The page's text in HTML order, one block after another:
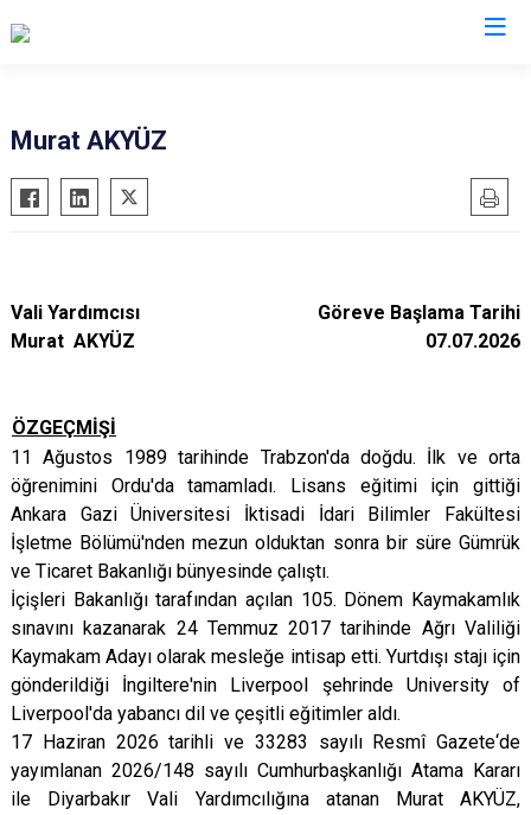
Murat AKYÜZ
Vali Yardımcısı
Göreve Başlama Tarihi
Murat AKYÜZ
07.07.2026
ÖZGEÇMİŞİ
11 Ağustos 1989 tarihinde Trabzon'da doğdu. İlk ve orta
öğrenimini Ordu'da tamamladı. Lisans eğitimi için gittiği
Ankara Gazi Üniversitesi İktisadi İdari Bilimler Fakültesi
İşletme Bölümü'nden mezun olduktan sonra bir süre Gümrük
ve Ticaret Bakanlığı bünyesinde çalıştı.
İçişleri Bakanlığı tarafından açılan 105. Dönem Kaymakamlık
sınavını kazanarak 24 Temmuz 2017 tarihinde Ağrı Valiliği
Kaymakam Adayı olarak mesleğe intisap etti. Yurtdışı stajı için
gönderildiği İngiltere'nin Liverpool şehrinde University of
Liverpool'da yabancı dil ve çeşitli eğitimler aldı.
17 Haziran 2026 tarihli ve 33283 sayılı Resmî Gazete‘de
yayımlanan 2026/148 sayılı Cumhurbaşkanlığı Atama Kararı
ile Diyarbakır Vali Yardımcılığına atanan Murat AKYÜZ,